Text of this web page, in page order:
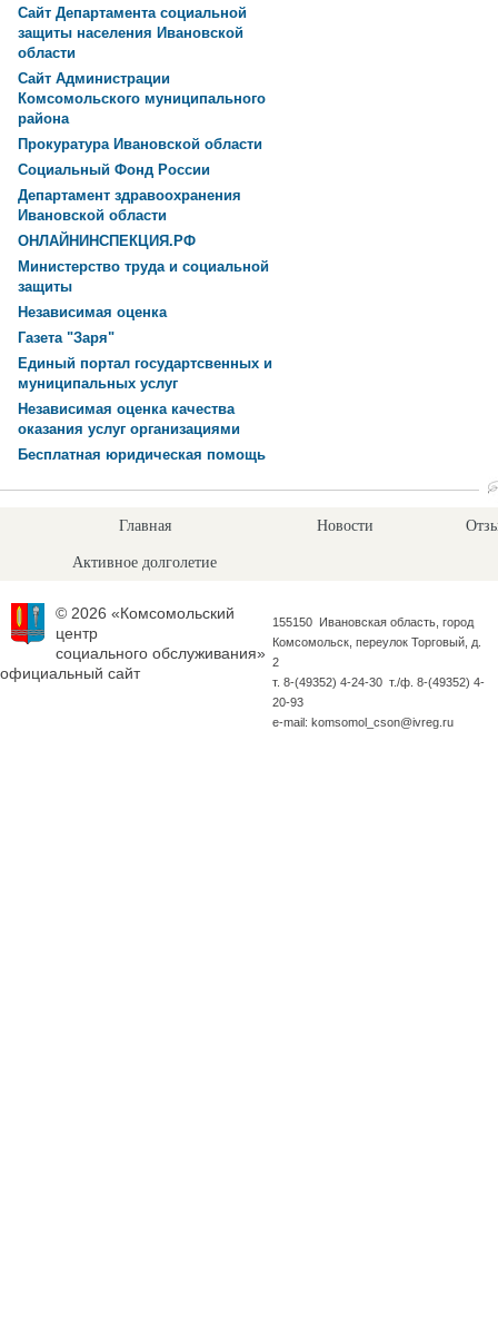
Сайт Департамента социальной
защиты населения Ивановской
области
Сайт Администрации
Комсомольского муниципального
района
Прокуратура Ивановской области
Социальный Фонд России
Департамент здравоохранения
Ивановской области
ОНЛАЙНИНСПЕКЦИЯ.РФ
Министерство труда и социальной
защиты
Независимая оценка
Газета "Заря"
Единый портал государтсвенных и
муниципальных услуг
Независимая оценка качества
оказания услуг организациями
Бесплатная юридическая помощь
Главная Новости
Активное долголетие
© 2026 «Комсомольский
центр
социального обслуживания»
официальный сайт
155150 Ивановская область, город
Комсомольск, переулок Торговый, д.
2
т. 8-(49352) 4-24-30 т./ф. 8-(49352) 4-
20-93
e-mail: komsomol_cson@ivreg.ru